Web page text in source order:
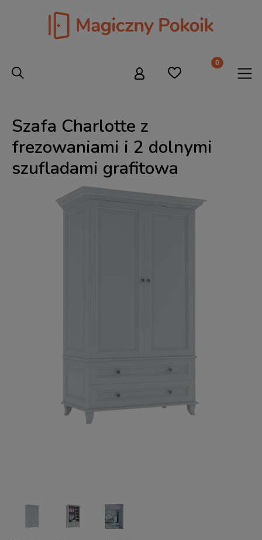
Szafa Charlotte z
frezowaniami i 2 dolnymi
szufladami grafitowa